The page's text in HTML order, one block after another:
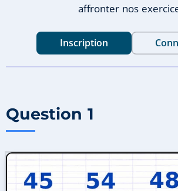
affronter nos
Inscription
Question 1